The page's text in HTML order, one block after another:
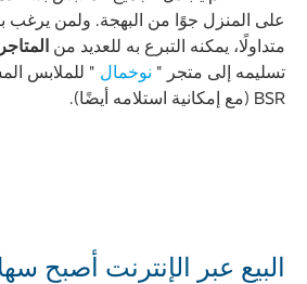
على المنزل جوًا من البهجة. ولمن يرغب
متداولًا، يمكنه التبرع به للعديد من
تسليمه إلى متجر " نوخمال " للملابس
BSR (مع إمكانية استلامه أيضًا).
البيع عبر الإنترنت أصبح